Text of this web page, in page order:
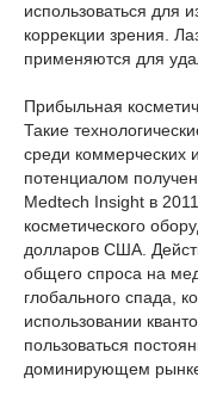
использоваться для
коррекции зрения.
применяются для
Прибыльная
Такие
среди коммерческих
потенциалом
Medtech Insight в
косметического
долларов США.
общего спроса на
глобального спада,
использовании
пользоваться
доминирующем